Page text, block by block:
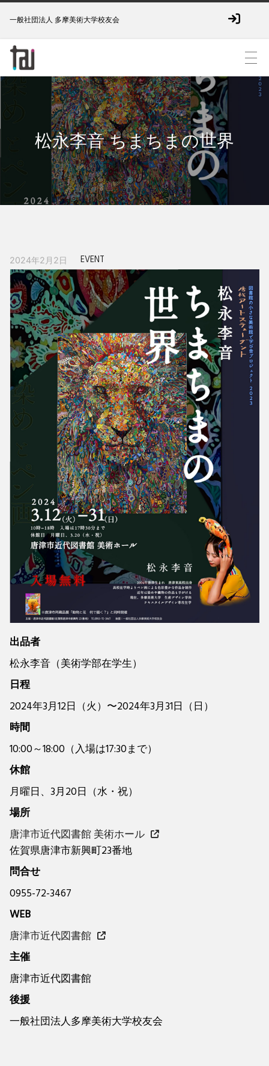
一般社団法人 多摩美術大学校友会
松永李音 ちまちまの世界
2024年2月2日 EVENT
出品者
松永李音（美術学部在学生）
日程
2024年3月12日（火）〜2024年3月31日（日）
時間
10:00～18:00（入場は17:30まで）
休館
月曜日、3月20日（水・祝）
場所
唐津市近代図書館 美術ホール
佐賀県唐津市新興町23番地
問合せ
0955-72-3467
WEB
唐津市近代図書館
主催
唐津市近代図書館
後援
一般社団法人多摩美術大学校友会